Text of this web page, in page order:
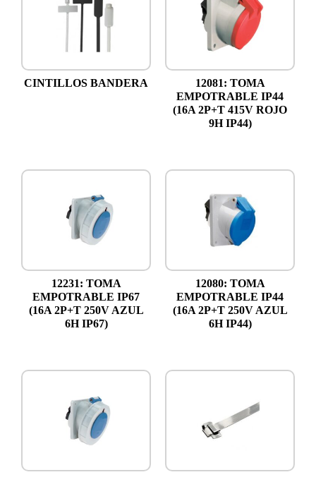
CINTILLOS BANDERA
12081: TOMA
EMPOTRABLE IP44
(16A 2P+T 415V ROJO
9H IP44)
12231: TOMA
EMPOTRABLE IP67
(16A 2P+T 250V AZUL
6H IP67)
12080: TOMA
EMPOTRABLE IP44
(16A 2P+T 250V AZUL
6H IP44)